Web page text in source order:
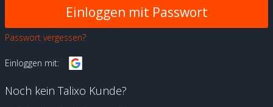
Passwort vergessen?
Einloggen mit:
Noch kein Talixo Kunde?